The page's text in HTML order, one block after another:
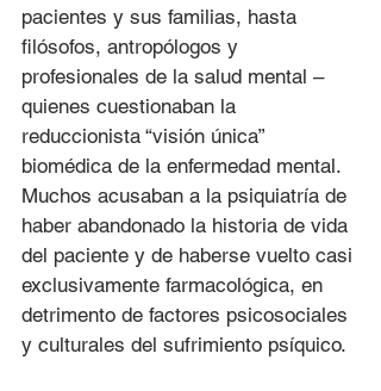
pacientes y sus familias, hasta
filósofos, antropólogos y
profesionales de la salud mental –
quienes cuestionaban la
reduccionista “visión única”
biomédica de la enfermedad mental.
Muchos acusaban a la psiquiatría de
haber abandonado la historia de vida
del paciente y de haberse vuelto casi
exclusivamente farmacológica, en
detrimento de factores psicosociales
y culturales del sufrimiento psíquico.